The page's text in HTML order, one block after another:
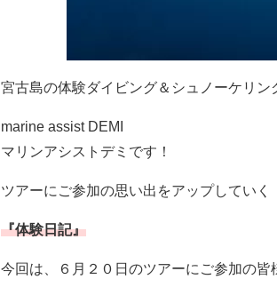
宮古島の体験ダイビング＆シュノーケリン
marine assist DEMI
マリンアシストデミです！
ツアーにご参加の思い出をアップしていく
『体験日記』
今回は、６月２０日のツアーにご参加の皆